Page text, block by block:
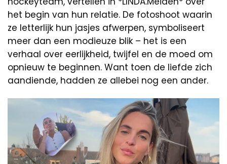
het begin van hun relatie. De fotoshoot waarin
ze letterlijk hun jasjes afwerpen, symboliseert
meer dan een modieuze blik – het is een
verhaal over eerlijkheid, twijfel en de moed om
opnieuw te beginnen. Want toen de liefde zich
aandiende, hadden ze allebei nog een ander.